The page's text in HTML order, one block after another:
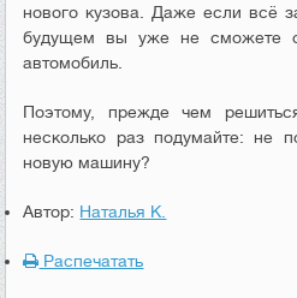
нового кузова. Даже если всё
будущем вы уже не сможете
автомобиль.
Поэтому, прежде чем
несколько раз подумайте: не
новую машину?
Автор: Наталья К.
Распечатать